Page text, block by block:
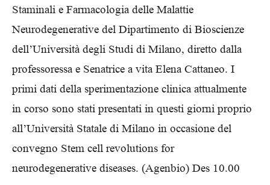
Staminali e Farmacologia delle Malattie
Neurodegenerative del Dipartimento di Bioscienze
dell’Università degli Studi di Milano, diretto dalla
professoressa e Senatrice a vita Elena Cattaneo. I
primi dati della sperimentazione clinica attualmente
in corso sono stati presentati in questi giorni proprio
all’Università Statale di Milano in occasione del
convegno Stem cell revolutions for
neurodegenerative diseases. (Agenbio) Des 10.00